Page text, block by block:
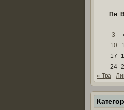
Пн
3
10
17
24
« Тра